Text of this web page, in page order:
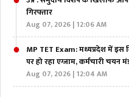
गिरफ्तार
Aug 07, 2026 | 12:06 AM
MP TET Exam: मध्यप्रदेश में इस
पर हो रहा एग्जाम, कर्मचारी चयन
Aug 07, 2026 | 12:04 AM